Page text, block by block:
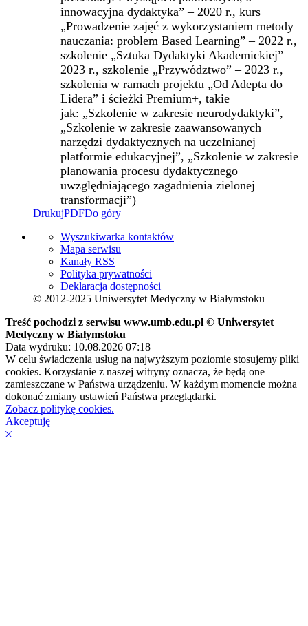
innowacyjna dydaktyka” – 2020 r., kurs
„Prowadzenie zajęć z wykorzystaniem metody
nauczania: problem Based Learning” – 2022 r.,
szkolenie „Sztuka Dydaktyki Akademickiej” –
2023 r., szkolenie „Przywództwo” – 2023 r.,
szkolenia w ramach projektu „Od Adepta do
Lidera” i ścieżki Premium+, takie
jak: „Szkolenie w zakresie neurodydaktyki”,
„Szkolenie w zakresie zaawansowanych
narzędzi dydaktycznych na uczelnianej
platformie edukacyjnej”, „Szkolenie w zakresie
planowania procesu dydaktycznego
uwzględniającego zagadnienia zielonej
transformacji”)
DrukujPDFDo góry
Wyszukiwarka kontaktów
Mapa serwisu
Kanały RSS
Polityka prywatności
Deklaracja dostępności
© 2012-2025 Uniwersytet Medyczny w Białymstoku
Treść pochodzi z serwisu www.umb.edu.pl © Uniwersytet
Medyczny w Białymstoku
Data wydruku: 10.08.2026 07:18
W celu świadczenia usług na najwyższym poziomie stosujemy pliki
cookies. Korzystanie z naszej witryny oznacza, że będą one
zamieszczane w Państwa urządzeniu. W każdym momencie można
dokonać zmiany ustawień Państwa przeglądarki.
Zobacz politykę cookies.
Akceptuję